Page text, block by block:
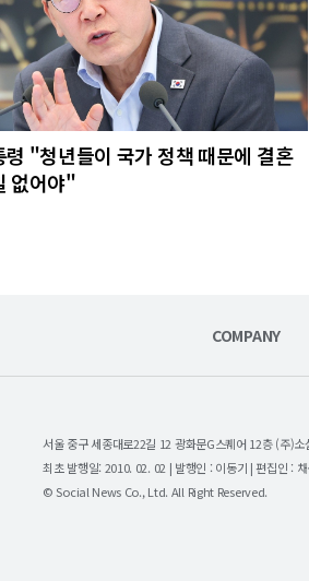
령 "청년들이 국가 정책 때문에 결혼
없어야"
COMPANY
서울 중구 세종대로22길 12 광화문G스퀘어 12층 (주)
최초 발행일: 2010. 02. 02 | 발행인 : 이동기 | 편집인 :
© Social News Co., Ltd. All Right Reserved.